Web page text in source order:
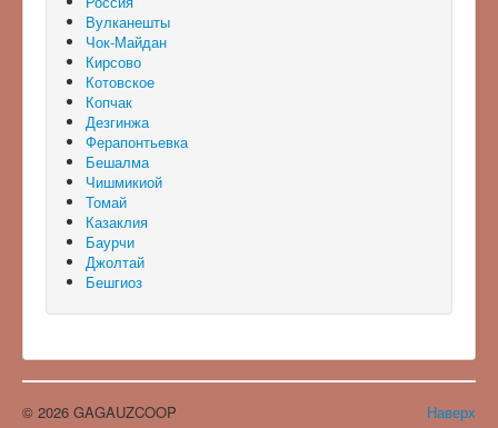
Вулканешты
Чок-Майдан
Кирсово
Котовское
Копчак
Дезгинжа
Ферапонтьевка
Бешалма
Чишмикиой
Томай
Казаклия
Баурчи
Джолтай
Бешгиоз
Наверх
© 2026 GAGAUZCOOP